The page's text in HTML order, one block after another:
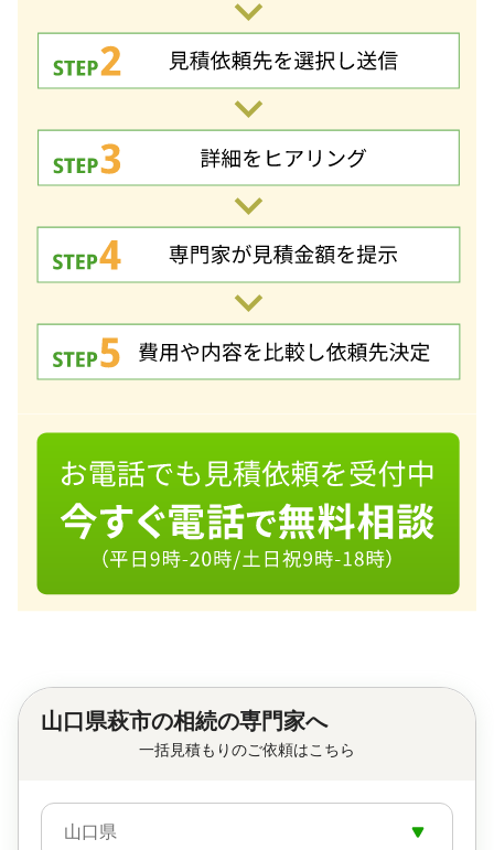
山口県萩市の相続の専門家へ
一括見積もりのご依頼はこちら
山口県